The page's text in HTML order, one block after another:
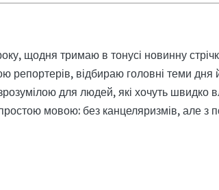
щодня тримаю в тонусі новинну
репортерів, відбираю головні теми
для людей, які хочуть швидко
мовою: без канцеляризмів, але з